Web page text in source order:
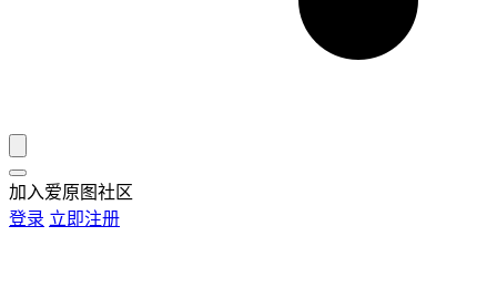
加入爱原图社区
登录 立即注册